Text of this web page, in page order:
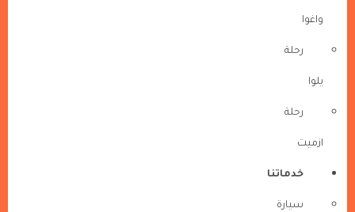
واغوا
رحلة
يلوا
رحلة
ازميت
خدماتنا
سيارة